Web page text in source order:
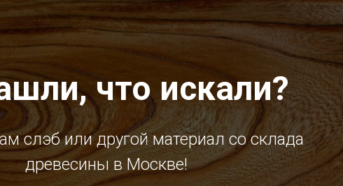
что искали?
слэб или другой материал со склада
древесины в Москве!